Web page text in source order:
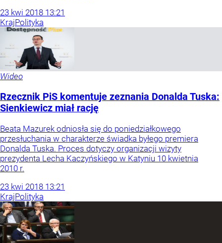
23 kwi 2018 13:21
KrajPolityka
Wideo
Rzecznik PiS komentuje zeznania Donalda Tuska:
Sienkiewicz miał rację
Beata Mazurek odniosła się do poniedziałkowego
przesłuchania w charakterze świadka byłego premiera
Donalda Tuska. Proces dotyczy organizacji wizyty
prezydenta Lecha Kaczyńskiego w Katyniu 10 kwietnia
2010 r.
23 kwi 2018 13:21
KrajPolityka